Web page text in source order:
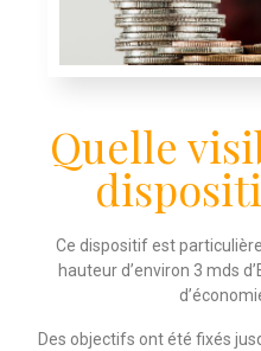
Quelle
Ce dispositif est
hauteur d’environ 3 mds
Des objectifs ont été fixés